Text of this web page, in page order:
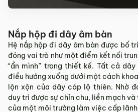
Nắp hộp đi dây âm bàn
Hệ nắp hộp đi dây âm bàn được bố
đóng vai trò như một điểm kết nối
“ẩn mình” trong thiết kế. Tất cả
điều hướng xuống dưới một cách
lộn xộn của dây cáp lộ thiên. Nhờ
duy trì được sự chỉn chu, liền mạch
của một môi trường làm việc cấp